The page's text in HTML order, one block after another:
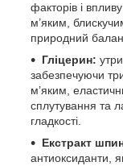
факторів і
м’яким,
природний
Гліцерин:
забезпечуючи
м’яким,
сплутування та
гладкості.
Екстракт
антиоксиданти,